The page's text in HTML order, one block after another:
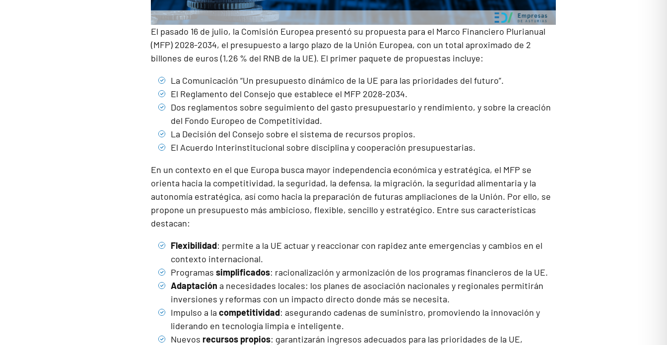
El pasado 16 de julio, la Comisión Europea presentó su propuesta para el Marco Financiero Plurianual
(MFP) 2028-2034, el presupuesto a largo plazo de la Unión Europea, con un total aproximado de 2
billones de euros (1,26 % del RNB de la UE). El primer paquete de propuestas incluye:
La Comunicación “Un presupuesto dinámico de la UE para las prioridades del futuro”.
El Reglamento del Consejo que establece el MFP 2028-2034.
Dos reglamentos sobre seguimiento del gasto presupuestario y rendimiento, y sobre la creación
del Fondo Europeo de Competitividad.
La Decisión del Consejo sobre el sistema de recursos propios.
El Acuerdo Interinstitucional sobre disciplina y cooperación presupuestarias.
En un contexto en el que Europa busca mayor independencia económica y estratégica, el MFP se
orienta hacia la competitividad, la seguridad, la defensa, la migración, la seguridad alimentaria y la
autonomía estratégica, así como hacia la preparación de futuras ampliaciones de la Unión. Por ello, se
propone un presupuesto más ambicioso, flexible, sencillo y estratégico. Entre sus características
destacan:
Flexibilidad: permite a la UE actuar y reaccionar con rapidez ante emergencias y cambios en el
contexto internacional.
Programas simplificados: racionalización y armonización de los programas financieros de la UE.
Adaptación a necesidades locales: los planes de asociación nacionales y regionales permitirán
inversiones y reformas con un impacto directo donde más se necesita.
Impulso a la competitividad: asegurando cadenas de suministro, promoviendo la innovación y
liderando en tecnología limpia e inteligente.
Nuevos recursos propios: garantizarán ingresos adecuados para las prioridades de la UE,